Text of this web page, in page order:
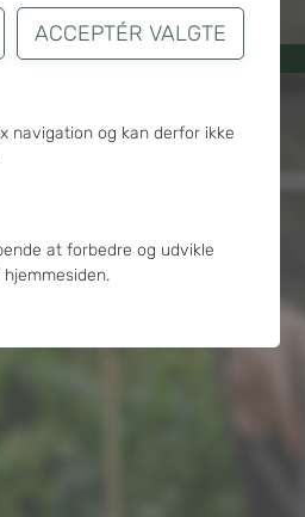
Gå til Envafors Sorø
navigation og kan derfor ikke
at forbedre og udvikle